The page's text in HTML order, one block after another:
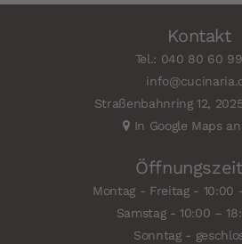
Kontakt
Tel.: 040 80 60
Straßenbahnring 12,
In Google Maps
Montag - Freitag - 10:00
Samstag - 10:00 –
Sonntag -